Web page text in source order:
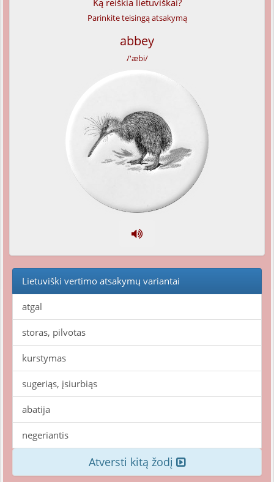
Ką reiškia lietuviškai?
Parinkite teisingą atsakymą
abbey
/'æbi/
Lietuviški vertimo atsakymų variantai
atgal
storas, pilvotas
kurstymas
sugeriąs, įsiurbiąs
abatija
negeriantis
Atversti kitą žodį